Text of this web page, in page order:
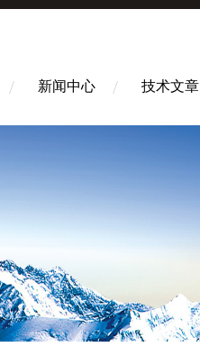
新闻中心 技术文章